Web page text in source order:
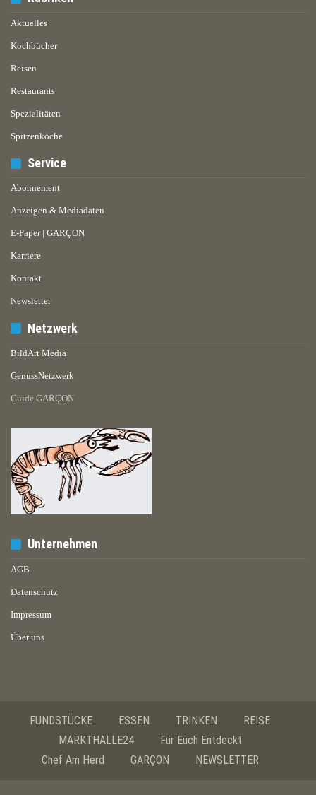
Aktuelles
Kochbücher
Reisen
Restaurants
Spezialitäten
Spitzenköche
Service
Abonnement
Anzeigen & Mediadaten
E-Paper | GARÇON
Karriere
Kontakt
Newsletter
Netzwerk
BildArt Media
GenussNetzwerk
Guide GARÇON
Unternehmen
AGB
Datenschutz
Impressum
Über uns
FUNDSTÜCKE ESSEN TRINKEN
REISE
MARKTHALLE24
Für Euch Entdeckt
Chef Am Herd
GARÇON NEWSLETTER